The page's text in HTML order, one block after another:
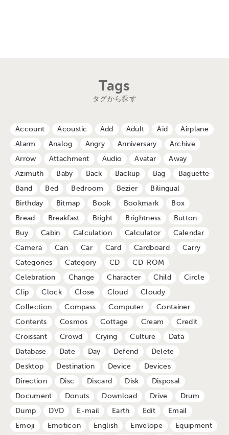
Tags
タグから探す
Account Acoustic Add Adult Aid
Airplane
Alarm
Analog Angry Anniversary
Archive
Arrow
Attachment Audio Avatar
Away
Azimuth
Baby Back Backup Bag
Baguette
Band
Bed Bedroom Bezier
Bilingual
Birthday
Bitmap Book Bookmark
Box
Bread
Breakfast Bright Brightness
Button
Buy
Cabin Calculation Calculator
Calendar
Camera
Can Car Card Cardboard
Carry
Categories
Category CD
CD-ROM
Celebration
Change Character Child
Circle
Clip
Clock Close Cloud
Cloudy
Collection
Compass Computer
Container
Contents
Cosmos Cottage Cream
Credit
Croissant
Crowd Crying Culture
Data
Database
Date Day Defend
Delete
Desktop
Destination Device
Devices
Direction
Disc Discard Disk
Disposal
Document
Donuts Download Drive
Drum
Dump
DVD E-mail Earth Edit
Email
Emoji
Emoticon English Envelope
Equipment